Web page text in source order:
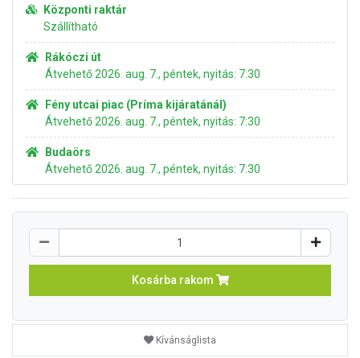
Központi raktár
Szállítható
Rákóczi út
Átvehető 2026. aug. 7., péntek, nyitás: 7:30
Fény utcai piac (Príma kijáratánál)
Átvehető 2026. aug. 7., péntek, nyitás: 7:30
Budaörs
Átvehető 2026. aug. 7., péntek, nyitás: 7:30
Kosárba rakom
Kívánságlista